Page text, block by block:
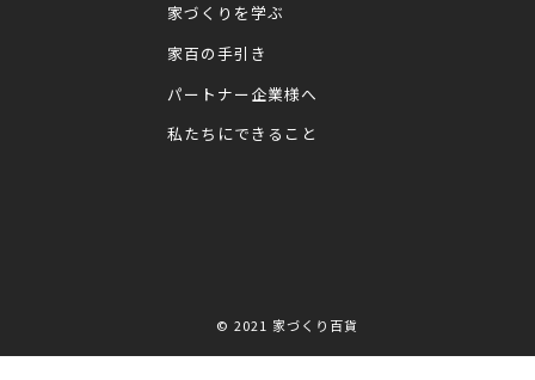
家づくりを学ぶ
家百の手引き
パートナー企業様へ
私たちにできること
© 2021 家づくり百貨